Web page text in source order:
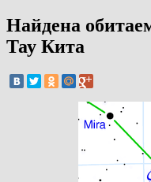
Найдена
Тау Кита